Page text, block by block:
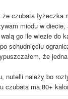
czubata
miodu w
go ile wlezie do
schudnięciu
że
nutelli należy bo
czubata ma 80+